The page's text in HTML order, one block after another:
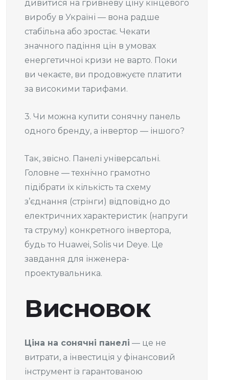
дивитися на гривневу ціну кінцевого
виробу в Україні — вона радше
стабільна або зростає. Чекати
значного падіння цін в умовах
енергетичної кризи не варто. Поки
ви чекаєте, ви продовжуєте платити
за високими тарифами.
3. Чи можна купити сонячну панель
одного бренду, а інвертор — іншого?
Так, звісно. Панелі універсальні.
Головне — технічно грамотно
підібрати їх кількість та схему
з’єднання (стрінги) відповідно до
електричних характеристик (напруги
та струму) конкретного інвертора,
будь то Huawei, Solis чи Deye. Це
завдання для інженера-
проектувальника.
Висновок
Ціна на сонячні панелі — це не
витрати, а інвестиція у фінансовий
інструмент із гарантованою